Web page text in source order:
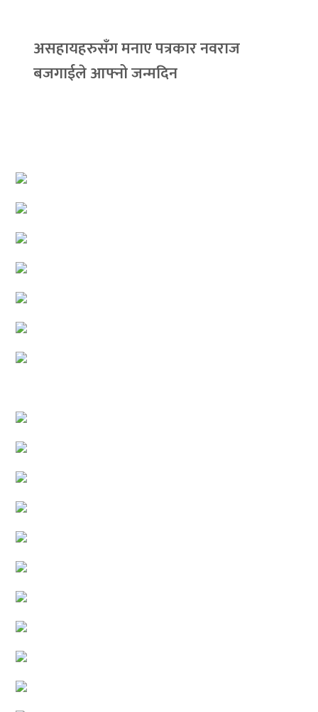
असहायहरुसँग मनाए पत्रकार नवराज
बजगाईले आफ्नो जन्मदिन